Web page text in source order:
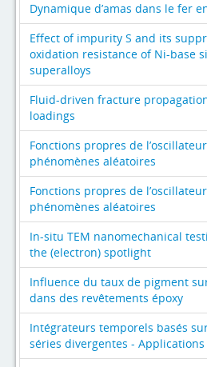
Dynamique d’amas dans le fer
Effect of impurity S and its
oxidation resistance of Ni-base
superalloys
Fluid-driven fracture
loadings
Fonctions propres de
phénomènes aléatoires
Fonctions propres de
phénomènes aléatoires
In-situ TEM nanomechanical
the (electron) spotlight
Influence du taux de pigment
dans des revêtements époxy
Intégrateurs temporels basés
séries divergentes -